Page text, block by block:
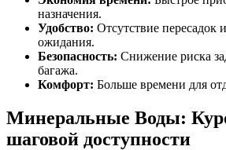
назначения.
Удобство: Отсутствие пересадок
ожидания.
Безопасность: Снижение риска
багажа.
Комфорт: Больше времени для
Минеральные Воды:
шаговой доступности